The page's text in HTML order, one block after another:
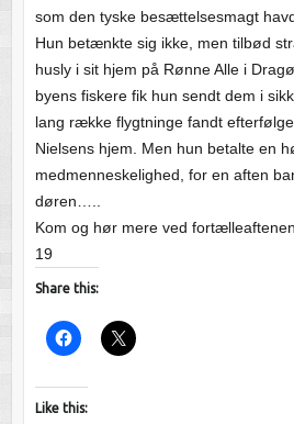
som den tyske besættelsesmagt
Hun betænkte sig ikke, men tilbød
husly i sit hjem på Rønne Alle i
byens fiskere fik hun sendt dem i
lang række flygtninge fandt
Nielsens hjem. Men hun betalte en
medmenneskelighed, for en aften
døren…..
Kom og hør mere ved
19
Share this:
Like this: